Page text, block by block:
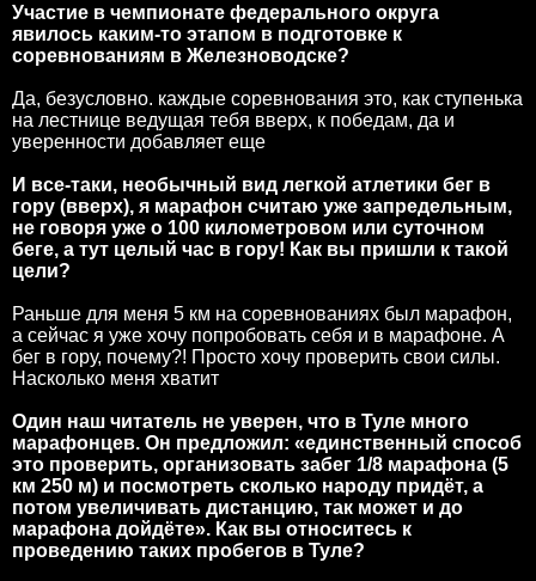
Участие в чемпионате федерального округа
явилось каким-то этапом в подготовке к
соревнованиям в Железноводске?
Да, безусловно. каждые соревнования это, как ступенька
на лестнице ведущая тебя вверх, к победам, да и
уверенности добавляет еще
И все-таки, необычный вид легкой атлетики бег в
гору (вверх), я марафон считаю уже запредельным,
не говоря уже о 100 километровом или суточном
беге, а тут целый час в гору! Как вы пришли к такой
цели?
Раньше для меня 5 км на соревнованиях был марафон,
а сейчас я уже хочу попробовать себя и в марафоне. А
бег в гору, почему?! Просто хочу проверить свои силы.
Насколько меня хватит
Один наш читатель не уверен, что в Туле много
марафонцев. Он предложил: «единственный способ
это проверить, организовать забег 1/8 марафона (5
км 250 м) и посмотреть сколько народу придёт, а
потом увеличивать дистанцию, так может и до
марафона дойдёте». Как вы относитесь к
проведению таких пробегов в Туле?